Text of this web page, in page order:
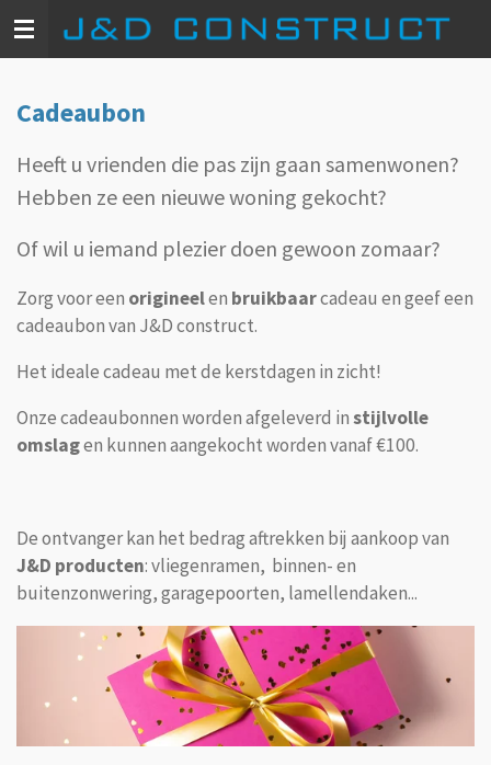
Ga
de
Cadeaubon
Heeft u vrienden die pas zijn gaan samenwonen?
Hebben ze een nieuwe woning gekocht?
Of wil u iemand plezier doen gewoon zomaar?
Zorg voor een origineelen bruikbaarcadeau en geef een
cadeaubon van J&D construct.
Het ideale cadeau met de kerstdagen in zicht!
Onze cadeaubonnen worden afgeleverd instijlvolle
omslagen kunnen aangekocht worden vanaf€100.
De ontvanger kan het bedrag aftrekken bij aankoop van
J&D producten: vliegenramen, binnen- en
buitenzonwering, garagepoorten, lamellendaken...